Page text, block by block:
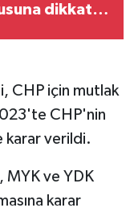
dikkat
CHP için mutlak
CHP'nin
karar verildi.
MYK ve YDK
karar